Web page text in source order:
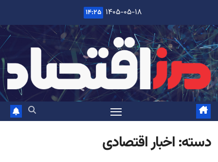
content
۱۴۰۵-۰۵-۱۸ ۱۴:۲۵
دسته:اخبار اقتصادی